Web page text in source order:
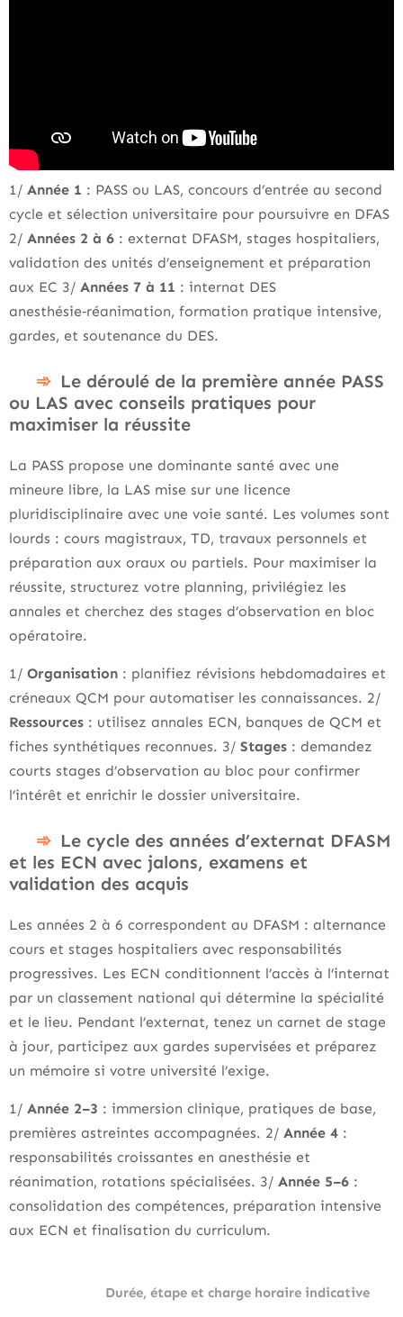
1/ Année 1 : PASS ou LAS, concours d’entrée au second
cycle et sélection universitaire pour poursuivre en DFAS
2/ Années 2 à 6 : externat DFASM, stages hospitaliers,
validation des unités d’enseignement et préparation
aux EC 3/ Années 7 à 11 : internat DES
anesthésie‑réanimation, formation pratique intensive,
gardes, et soutenance du DES.
Le déroulé de la première année PASS
ou LAS avec conseils pratiques pour
maximiser la réussite
La PASS propose une dominante santé avec une
mineure libre, la LAS mise sur une licence
pluridisciplinaire avec une voie santé. Les volumes sont
lourds : cours magistraux, TD, travaux personnels et
préparation aux oraux ou partiels. Pour maximiser la
réussite, structurez votre planning, privilégiez les
annales et cherchez des stages d’observation en bloc
opératoire.
1/ Organisation : planifiez révisions hebdomadaires et
créneaux QCM pour automatiser les connaissances. 2/
Ressources : utilisez annales ECN, banques de QCM et
fiches synthétiques reconnues. 3/ Stages : demandez
courts stages d’observation au bloc pour confirmer
l’intérêt et enrichir le dossier universitaire.
Le cycle des années d’externat DFASM
et les ECN avec jalons, examens et
validation des acquis
Les années 2 à 6 correspondent au DFASM : alternance
cours et stages hospitaliers avec responsabilités
progressives. Les ECN conditionnent l’accès à l’internat
par un classement national qui détermine la spécialité
et le lieu. Pendant l’externat, tenez un carnet de stage
à jour, participez aux gardes supervisées et préparez
un mémoire si votre université l’exige.
1/ Année 2–3 : immersion clinique, pratiques de base,
premières astreintes accompagnées. 2/ Année 4 :
responsabilités croissantes en anesthésie et
réanimation, rotations spécialisées. 3/ Année 5–6 :
consolidation des compétences, préparation intensive
aux ECN et finalisation du curriculum.
Durée, étape et charge horaire indicative